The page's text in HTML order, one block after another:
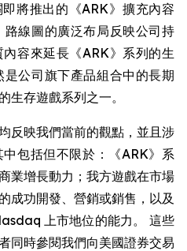
將推出的《ARK》擴充內容
線圖的廣泛布局反映公司持
容來延長《ARK》系列的生
公司旗下產品組合中的長期
生存遊戲系列之一。
反映我們當前的觀點，並且涉
包括但不限於：《ARK》系
業增長動力；我方遊戲在市場
成功開發、營銷或銷售，以及
上市地位的能力。 這些
同時參閱我們向美國證券交易